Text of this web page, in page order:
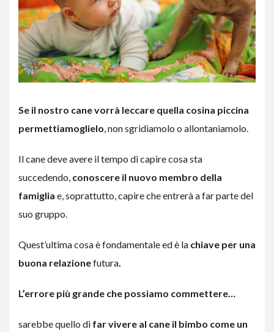
Se il nostro cane vorrà leccare quella cosina piccina
permettiamoglielo, non sgridiamolo o allontaniamolo.
Il cane deve avere il tempo di capire cosa sta
succedendo, conoscere il nuovo membro della
famiglia e, soprattutto, capire che entrerà a far parte del
suo gruppo.
Quest’ultima cosa è fondamentale ed è la chiave per una
buona relazionefutura.
L’errore più grande che possiamo commettere…
sarebbe quello di far vivere al cane il bimbo come un